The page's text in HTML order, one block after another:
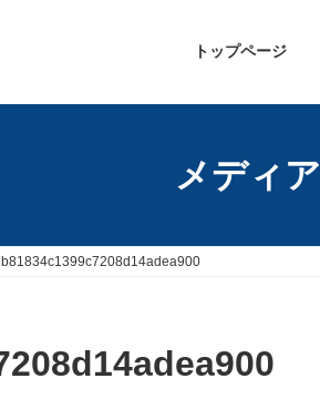
トップページ
メディア